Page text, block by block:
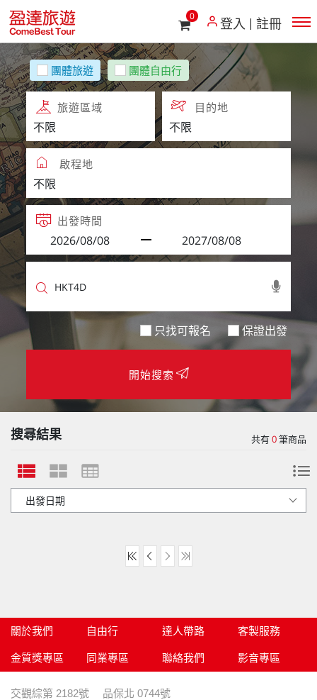
0 登入 註冊
團體旅遊 團體自由行
旅遊區域 目的地
啟程地
出發時間
只找可報名 保證出發
開始搜索
搜尋結果 共有0筆商品
關於我們 自由行 達人帶路 客製服務
金質獎專區 同業專區 聯絡我們 影音專區
交觀綜第 2182號 品保北 0744號